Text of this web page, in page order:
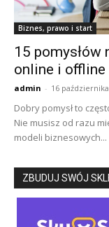
Biznes, prawo i start
15 pomysłów
online i offline
admin - 16
Dobry pomysł to
Nie musisz od razu
modeli biznesowych...
ZBUDUJ SWÓJ